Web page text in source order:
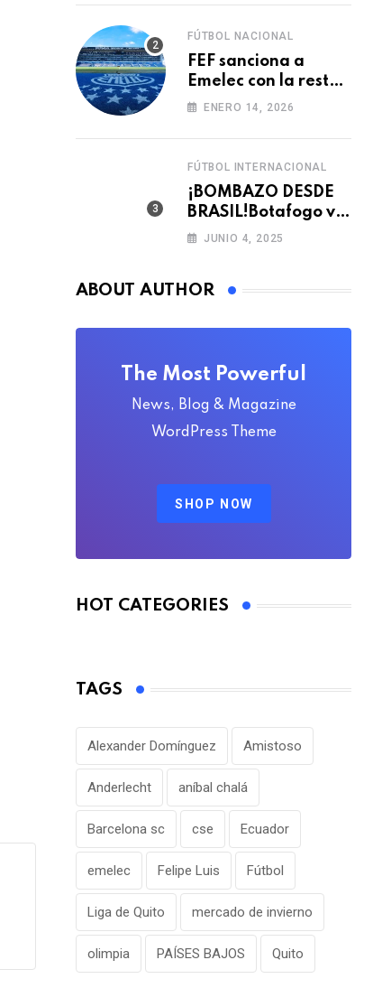
FÚTBOL NACIONAL
FEF sanciona a
Emelec con la resta
de tres puntos para
ENERO 14, 2026
FÚTBOL INTERNACIONAL
¡BOMBAZO DESDE
BRASIL!Botafogo va
con TODO por el
JUNIO 4, 2025
ABOUT AUTHOR
The Most Powerful
News, Blog & Magazine
WordPress Theme
SHOP NOW
HOT CATEGORIES
TAGS
Alexander Domínguez Amistoso
Anderlecht aníbal chalá
Barcelona sc cse Ecuador
emelec Felipe Luis Fútbol
Liga de Quito mercado de invierno
olimpia PAÍSES BAJOS Quito